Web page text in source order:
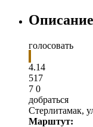
голосовать
4.14
51 7
7 0
добраться
Стерлитамак,
Марштут: